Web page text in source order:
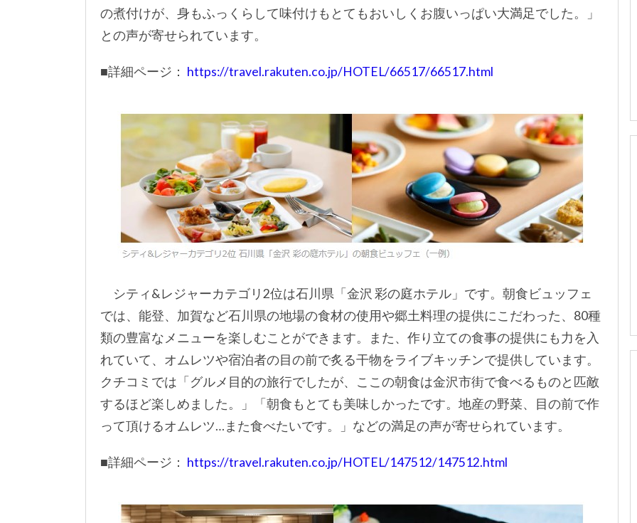
の煮付けが、身もふっくらして味付けもとてもおいしくお腹いっぱい大満足でした。」
との声が寄せられています。
■詳細ページ： https://travel.rakuten.co.jp/HOTEL/66517/66517.html
シティ&レジャーカテゴリ2位は石川県「金沢 彩の庭ホテル」です。朝食ビュッフェ
では、能登、加賀など石川県の地場の食材の使用や郷土料理の提供にこだわった、80種
類の豊富なメニューを楽しむことができます。また、作り立ての食事の提供にも力を入
れていて、オムレツや宿泊者の目の前で炙る干物をライブキッチンで提供しています。
クチコミでは「グルメ目的の旅行でしたが、ここの朝食は金沢市街で食べるものと匹敵
するほど楽しめました。」「朝食もとても美味しかったです。地産の野菜、目の前で作
って頂けるオムレツ…また食べたいです。」などの満足の声が寄せられています。
■詳細ページ： https://travel.rakuten.co.jp/HOTEL/147512/147512.html